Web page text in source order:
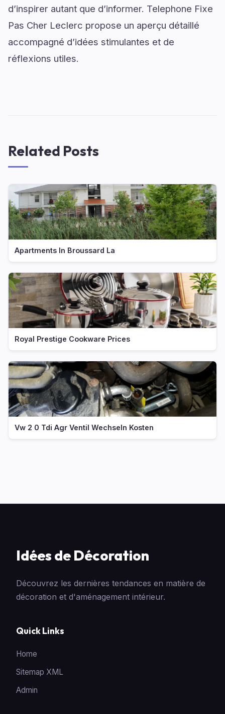
d’inspirer autant que d’informer. Telephone Fixe
Pas Cher Leclerc propose un aperçu détaillé
accompagné d’idées stimulantes et de
réflexions utiles.
Related Posts
Apartments In Broussard La
Royal Prestige Cookware Prices
Vw 2 0 Tdi Agr Ventil Wechseln Kosten
Idées de Décoration
Découvrez les dernières tendances en matière de
décoration et d'aménagement intérieur.
Quick Links
Home
Sitemap XML
Admin